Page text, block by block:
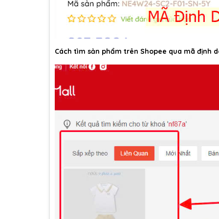
Cách tìm sản phẩm trên Shopee qua mã định